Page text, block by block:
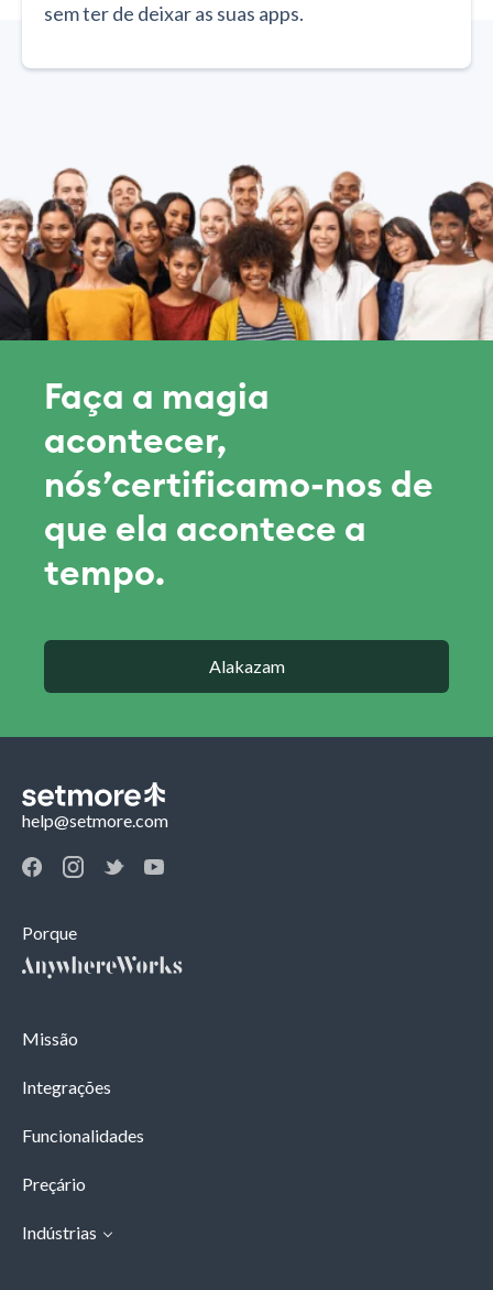
sem ter de deixar as suas apps.
Faça a magia
acontecer,
nós’certificamo-nos de
que ela acontece a
tempo.
Alakazam
help@setmore.com
Porque
Missão
Integrações
Funcionalidades
Preçário
Indústrias